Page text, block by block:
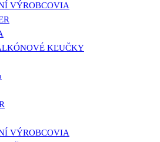
VÝROBCOVIA
KĽUČKY
VÝROBCOVIA